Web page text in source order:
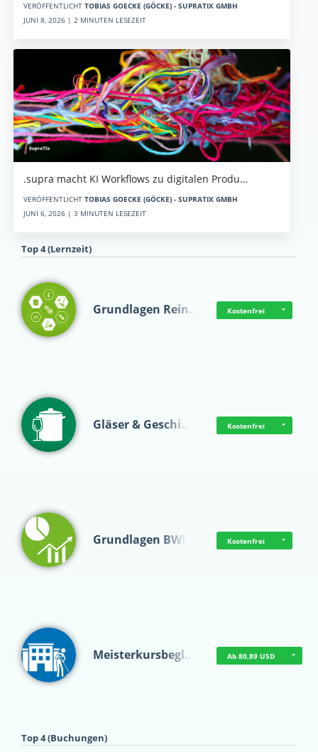
VERÖFFENTLICHT TOBIAS GOECKE (GÖCKE) - SUPRATIX GMBH
JUNI 8, 2026 | 2 MINUTEN LESEZEIT
.supra macht KI Workflows zu digitalen Produ…
VERÖFFENTLICHT TOBIAS GOECKE (GÖCKE) - SUPRATIX GMBH
JUNI 6, 2026 | 3 MINUTEN LESEZEIT
Top 4 (Lernzeit)
Grundlagen Rein… Kostenfrei
Gläser & Geschi… Kostenfrei
Grundlagen BWL Kostenfrei
Meisterkursbegl… Ab 80,89 USD
Top 4 (Buchungen)